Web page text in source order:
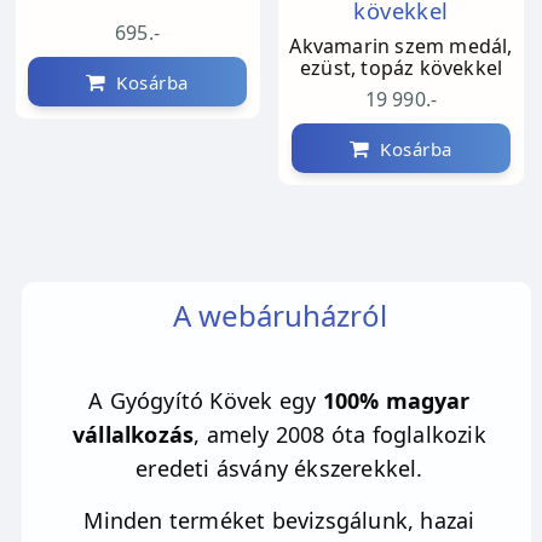
695.-
Kosárba
Akvamarin szem medál,
ezüst, topáz kövekkel
19 990.-
Kosárba
A webáruházról
A Gyógyító Kövek egy 100% magyar
vállalkozás, amely 2008 óta foglalkozik
eredeti ásvány ékszerekkel.
Minden terméket bevizsgálunk, hazai